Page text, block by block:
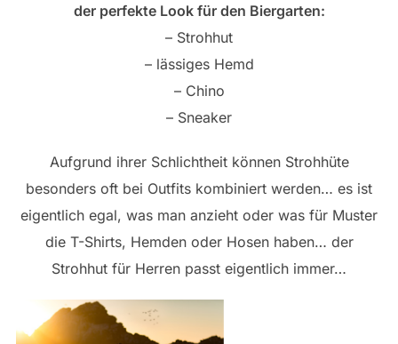
der perfekte Look für den Biergarten:
– Strohhut
– lässiges Hemd
– Chino
– Sneaker
Aufgrund ihrer Schlichtheit können Strohhüte
besonders oft bei Outfits kombiniert werden… es ist
eigentlich egal, was man anzieht oder was für Muster
die T-Shirts, Hemden oder Hosen haben… der
Strohhut für Herren passt eigentlich immer…